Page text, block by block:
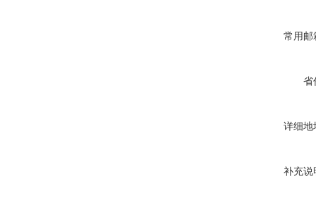
常用邮
省
详细地
补充说